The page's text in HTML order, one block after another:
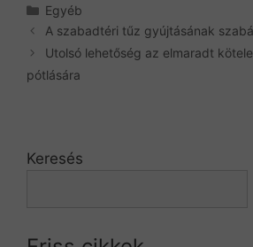
Kategória
Egyéb
A szabadtéri tűz gyújtásának
Utolsó lehetőség az elmaradt
pótlására
Keresés